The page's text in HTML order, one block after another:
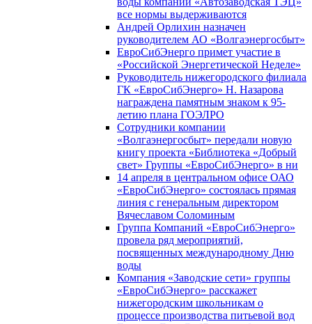
все нормы выдерживаются
Андрей Орлихин назначен
руководителем АО «Волгаэнергосбыт»
ЕвроСибЭнерго примет участие в
«Российской Энергетической Неделе»
Руководитель нижегородского филиала
ГК «ЕвроСибЭнерго» Н. Назарова
награждена памятным знаком к 95-
летию плана ГОЭЛРО
Сотрудники компании
«Волгаэнергосбыт» передали новую
книгу проекта «Библиотека «Добрый
свет» Группы «ЕвроСибЭнерго» в ни
14 апреля в центральном офисе ОАО
«ЕвроСибЭнерго» состоялась прямая
линия с генеральным директором
Вячеславом Соломиным
Группа Компаний «ЕвроСибЭнерго»
провела ряд мероприятий,
посвященных международному Дню
воды
Компания «Заводские сети» группы
«ЕвроСибЭнерго» расскажет
нижегородским школьникам о
процессе производства питьевой вод